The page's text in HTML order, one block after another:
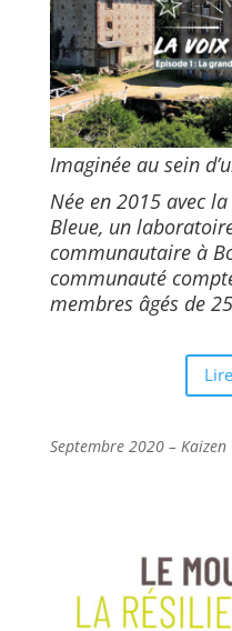
Imaginée au sein
Née en 2015 avec
Bleue, un
communautaire à
communauté
membres âgés de
Septembre 2020 – Kaizen